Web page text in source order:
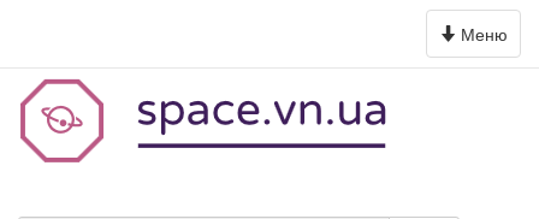
Toggle
navigation
Меню